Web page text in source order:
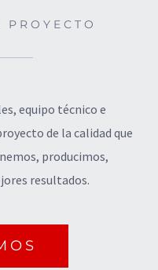
equipo técnico e
de la calidad que
producimos,
resultados.
por